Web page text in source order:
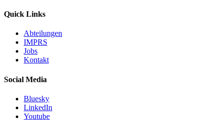
Quick Links
Abteilungen
IMPRS
Jobs
Kontakt
Social Media
Bluesky
LinkedIn
Youtube